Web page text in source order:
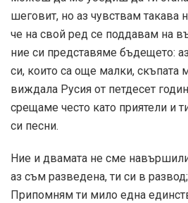
шеговит, но аз чувствам такава
че на свой ред се поддавам на
ние си представяме бъдещето:
си, които са още малки, скъпата
виждала Русия от петдесет
срещаме често като приятели и
си песни.
Ние и двамата не сме
аз съм разведена, ти си в
Припомням ти мило една